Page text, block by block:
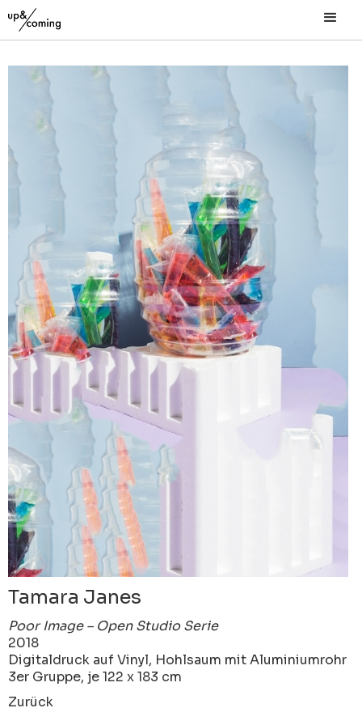
Tamara Janes
Poor Image – Open Studio Serie
2018
Digitaldruck auf Vinyl, Hohlsaum mit Aluminiumrohr
3er Gruppe, je 122 x 183 cm
Zurück